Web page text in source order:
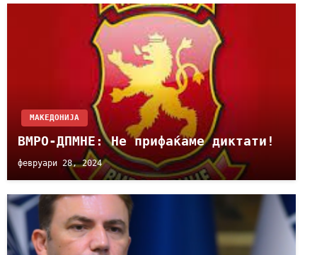
МАКЕДОНИЈА
ВМРО-ДПМНЕ: Не прифаќаме диктати!
февруари 28, 2024